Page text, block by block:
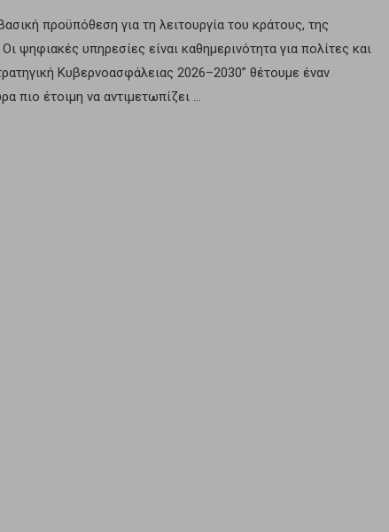
προϋπόθεση για τη λειτουργία του κράτους, της
ψηφιακές υπηρεσίες είναι καθημερινότητα για πολίτες και
Κυβερνοασφάλειας 2026–2030” θέτουμε έναν
πιο έτοιμη να αντιμετωπίζει …